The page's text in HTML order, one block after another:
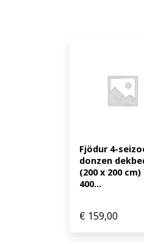
Fjödur 4-
donzen
(200 x 200 cm)
400...
€ 159,00